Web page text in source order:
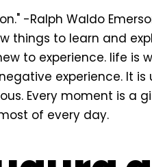
-Ralph Waldo
things to learn and
to experience. life is
experience. It
Every moment is a
of every day.